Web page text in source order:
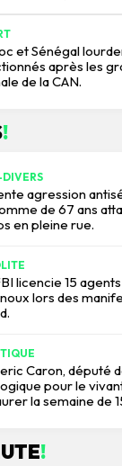
et Sénégal
après les
de la CAN.
!
agression
de 67 ans
en pleine rue.
licencie 15
lors des
Caron, député
pour le
la semaine de
!